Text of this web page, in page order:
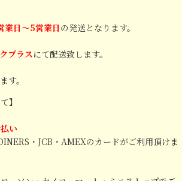
業日～5営業日の発送となります。
プラスにて配送致します。
す。
】
い
・JCB・AMEXのカードがご利用頂けま